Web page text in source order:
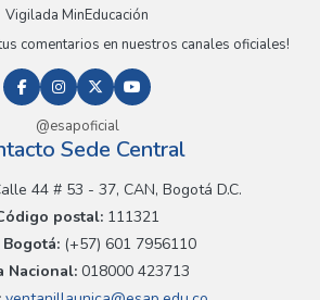
Vigilada MinEducación
comentarios en nuestros canales oficiales!
@esapoficial
Sede Central
44 # 53 - 37, CAN, Bogotá D.C.
postal: 111321
(+57) 601 7956110
Nacional: 018000 423713